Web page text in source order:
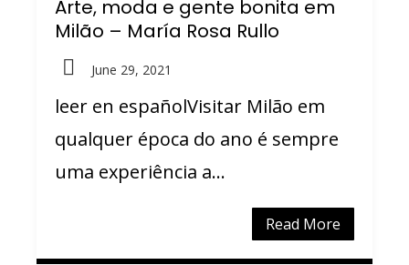
Arte, moda e gente bonita em
Milão – María Rosa Rullo
June 29, 2021
leer en españolVisitar Milão em
qualquer época do ano é sempre
uma experiência a...
Read More